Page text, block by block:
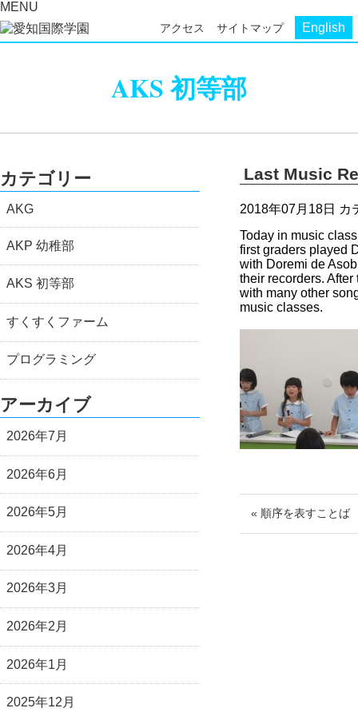
MENU
アクセス サイトマップ English
AKS 初等部
Last Music
2018年07月18日 カ
Today in music
first graders played
with Doremi de
their recorders.
with many other
music classes.
« 順序を表すことば
カテゴリー
AKG
AKP 幼稚部
AKS 初等部
すくすくファーム
プログラミング
アーカイブ
2026年7月
2026年6月
2026年5月
2026年4月
2026年3月
2026年2月
2026年1月
2025年12月